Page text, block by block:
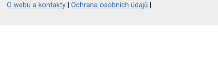
O webu a kontakty |Ochrana osobních údajů